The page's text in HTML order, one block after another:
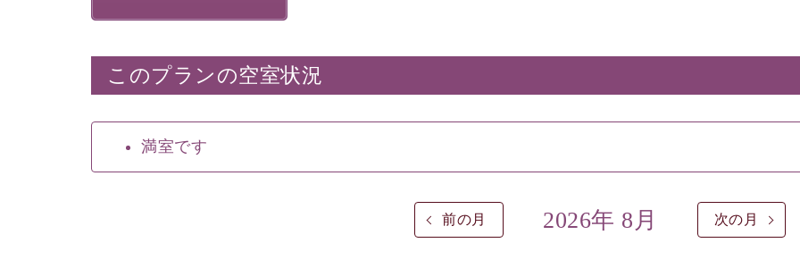
このプランの空室状況
満室です
前の月 2026年 8月 次の月